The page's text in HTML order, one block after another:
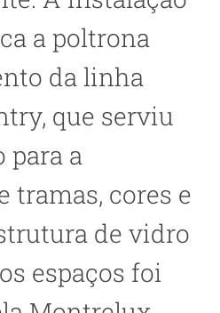
a poltrona
da linha
que serviu
para a
tramas, cores e
de vidro
espaços foi